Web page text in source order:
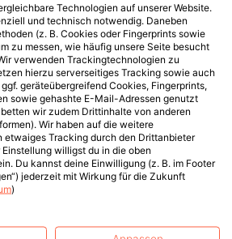
Technologien auf unserer Website.
und technisch notwendig. Daneben
(z. B. Cookies oder Fingerprints sowie
zu messen, wie häufig unsere Seite besucht
verwenden Trackingtechnologien zu
hierzu serverseitiges Tracking sowie auch
geräteübergreifend Cookies, Fingerprints,
sowie gehashte E-Mail-Adressen genutzt
wir zudem Drittinhalte von anderen
Wir haben auf die weitere
etwaiges Tracking durch den Drittanbieter
willigst du in die oben
Du kannst deine Einwilligung (z. B. im Footer
jederzeit mit Wirkung für die Zukunft
)